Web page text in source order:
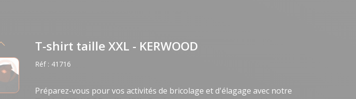
T-shirt taille XXL - KERWOOD
Réf : 41716
Préparez-vous pour vos activités de bricolage et d'élagage avec notre